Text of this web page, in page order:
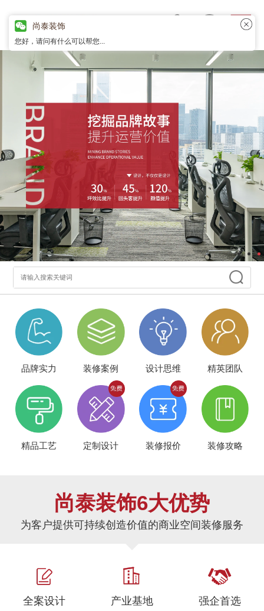
品牌实力 装修案例 设计思维 精英团队
精品工艺 定制设计 装修报价 装修攻略
尚泰装饰6大优势
为客户提供可持续创造价值的商业空间装修服务
全案设计 产业基地 强企首选
尚泰装饰
您好，请问有什么可以帮您...